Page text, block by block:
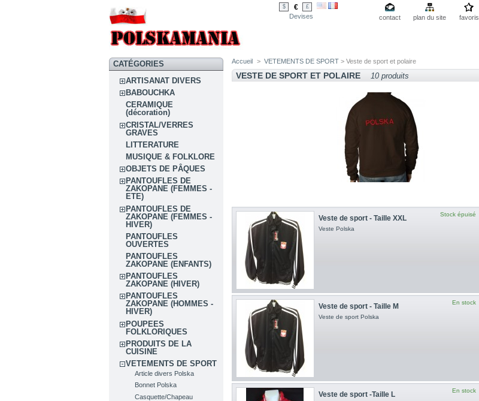
$ € £
Devises contact plan du site
favoris
CATÉGORIES
ARTISANAT DIVERS
BABOUCHKA
CERAMIQUE
(décoration)
CRISTAL/VERRES
GRAVES
LITTERATURE
MUSIQUE & FOLKLORE
OBJETS DE PÂQUES
PANTOUFLES DE
ZAKOPANE (FEMMES -
ETE)
PANTOUFLES DE
ZAKOPANE (FEMMES -
HIVER)
PANTOUFLES
OUVERTES
PANTOUFLES
ZAKOPANE (ENFANTS)
PANTOUFLES
ZAKOPANE (HIVER)
PANTOUFLES
ZAKOPANE (HOMMES -
HIVER)
POUPEES
FOLKLORIQUES
PRODUITS DE LA
CUISINE
VETEMENTS DE SPORT
Article divers Polska
Bonnet Polska
Casquette/Chapeau
Accueil > VETEMENTS DE SPORT > Veste de sport et polaire
VESTE DE SPORT ET POLAIRE 10 produits
Stock épuisé
Veste de sport - Taille XXL
Veste Polska
En stock
Veste de sport - Taille M
Veste de sport Polska
En stock
Veste de sport -Taille L